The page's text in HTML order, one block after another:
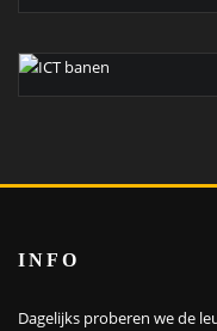
INFO
Dagelijks proberen we de